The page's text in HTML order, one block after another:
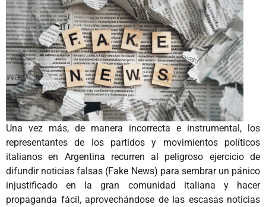
Una vez más, de manera incorrecta e instrumental, los
representantes de los partidos y movimientos políticos
italianos en Argentina recurren al peligroso ejercicio de
difundir noticias falsas (Fake News) para sembrar un pánico
injustificado en la gran comunidad italiana y hacer
propaganda fácil, aprovechándose de las escasas noticias